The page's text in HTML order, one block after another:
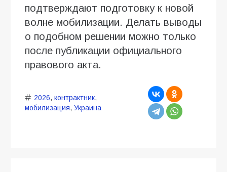
подтверждают подготовку к новой
волне мобилизации. Делать выводы
о подобном решении можно только
после публикации официального
правового акта.
2026, контрактник,
мобилизация, Украина